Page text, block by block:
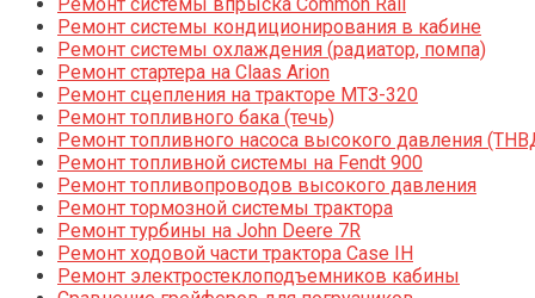
Ремонт системы кондиционирования в кабине
Ремонт системы охлаждения (радиатор, помпа)
Ремонт стартера на Claas Arion
Ремонт сцепления на тракторе МТЗ-320
Ремонт топливного бака (течь)
Ремонт топливного насоса высокого давления
Ремонт топливной системы на Fendt 900
Ремонт топливопроводов высокого давления
Ремонт тормозной системы трактора
Ремонт турбины на John Deere 7R
Ремонт ходовой части трактора Case IH
Ремонт электростеклоподъемников кабины